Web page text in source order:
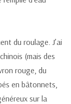
du roulage. J’ai
(mais des
rouge, du
en bâtonnets,
sur la